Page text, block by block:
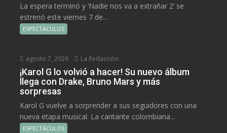
La espera terminó y ‘Nadie nos va a extrañar 2’ se
estrenó este viernes 7 de...
ESPECTÁCULOS
agosto 7, 2026 La Redacción
¡Karol G lo volvió a hacer! Su nuevo álbum
llega con Drake, Bruno Mars y más
sorpresas
Karol G vuelve a sorprender a sus seguidores con una
nueva etapa musical. La cantante colombiana...
ESPECTÁCULOS